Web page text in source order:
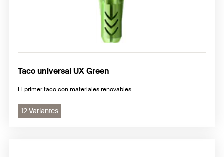
Taco universal UX Green
El primer taco con materiales renovables
12 Variantes